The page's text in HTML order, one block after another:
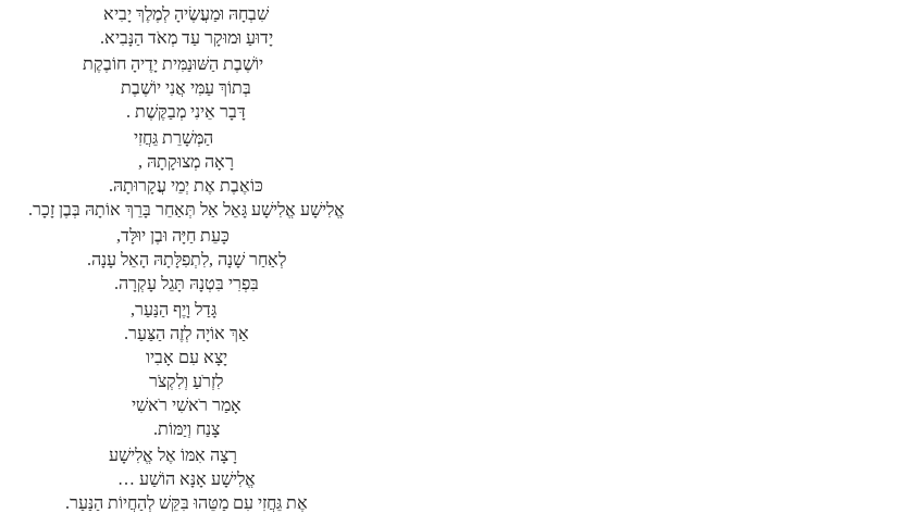
שִׁבְחָהּ וּמַעֲשֶׂיהָ לְמֶלֶךְ יָבִיא
יָדוּעַ וּמוּקָר עַד מְאֹד הַנָּבִיא.
יוֹשֶׁבֶת הַשּׁוּנַמִּית יָדֶיהָ חוֹבֶקֶת
בְּתוֹךְ עַמִּי אֲנִי יוֹשֶׁבֶת
דָּבָר אֵינִי מְבַקֶּשֶׁת .
הַמְּשָׁרֵת גֵּחֲזִי
רָאָה מְצוּקָתָהּ ,
כּוֹאֶבֶת אֶת יְמֵי עֲקָרוּתָהּ.
אֱלִישָׁע אֱלִישָׁע גָּאֵל אַל תְּאַחֵר בָּרֵךְ אוֹתָהּ בְּבֶן זָכָר.
כָּעֵת חַיָּה וּבֶן יוּלָּד,
לְאַחַר שָׁנָה ,לִתְפִלָּתָהּ הָאֵל עָנָה.
בִּפְרִי בִּטְנָהּ תָּגֵל עָקְרָה.
גָּדַל וָיֶף הַנַּעַר,
אַךְ אוֹיָה לְזֶה הַצַּעַר.
יָצָא עִם אָבִיו
לִזְרֹעַ וְלִקְצֹר
אָמַר רֹאשִׁי רֹאשִׁי
צָנַח וְיַמּוֹת.
רָצָה אִמּוֹ אֶל אֱלִישָׁע
אֱלִישָׁע אָנָּא הוֹשַׁע …
אֶת גֵּחֲזִי עִם מַטֵּהוּ בִּקֵּשׁ לְהַחֲיוֹת הַנַּעַר.